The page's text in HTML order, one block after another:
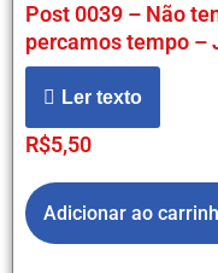
Post 0039 – Não
percamos tempo –
Ler texto
R$5,50
Adicionar ao